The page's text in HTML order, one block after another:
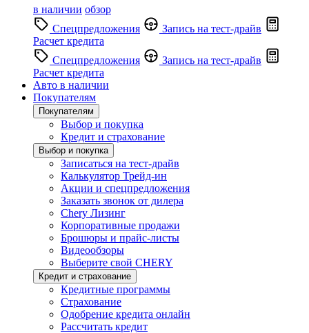
в наличии обзор
Спецпредложения
Запись на тест-драйв
Расчет кредита
Спецпредложения
Запись на тест-драйв
Расчет кредита
Авто в наличии
Покупателям
Покупателям
Выбор и покупка
Кредит и страхование
Выбор и покупка
Записаться на тест-драйв
Калькулятор Трейд-ин
Акции и спецпредложения
Заказать звонок от дилера
Chery Лизинг
Корпоративные продажи
Брошюры и прайс-листы
Видеообзоры
Выберите свой CHERY
Кредит и страхование
Кредитные программы
Страхование
Одобрение кредита онлайн
Рассчитать кредит